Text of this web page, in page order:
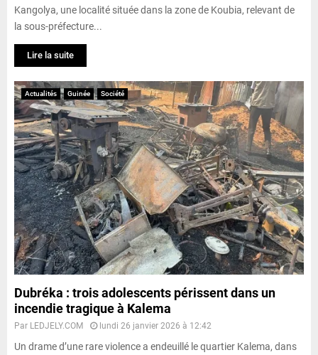
Kangolya, une localité située dans la zone de Koubia, relevant de
la sous-préfecture...
Lire la suite
Actualités Guinée Société
Dubréka : trois adolescents périssent dans un
incendie tragique à Kalema
Par LEDJELY.COM lundi 26 janvier 2026 à 12:42
Un drame d’une rare violence a endeuillé le quartier Kalema, dans